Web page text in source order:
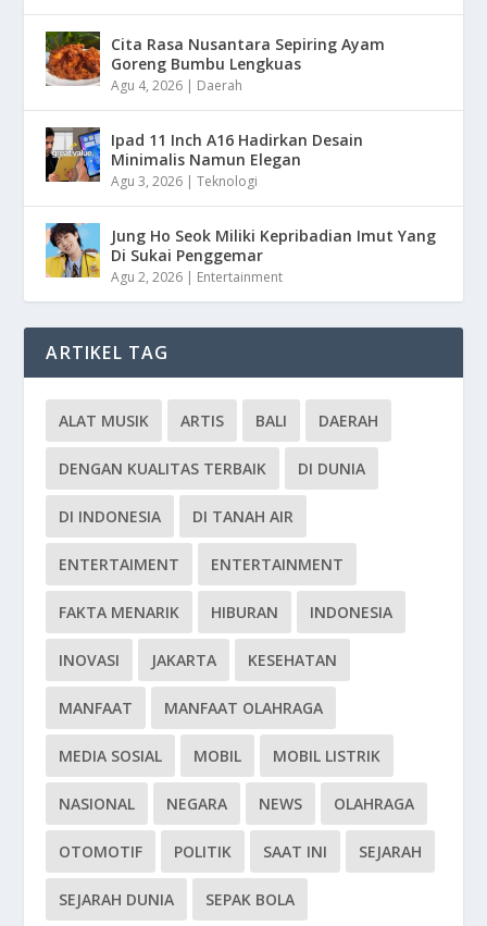
Cita Rasa Nusantara Sepiring Ayam
Goreng Bumbu Lengkuas
Agu 4, 2026 | Daerah
Ipad 11 Inch A16 Hadirkan Desain
Minimalis Namun Elegan
Agu 3, 2026 |Teknologi
Jung Ho Seok Miliki Kepribadian Imut Yang
Di Sukai Penggemar
Agu 2, 2026 | Entertainment
ARTIKEL TAG
ALAT MUSIK ARTIS BALI DAERAH
DENGAN KUALITAS TERBAIK DI DUNIA
DI INDONESIA DI TANAH AIR
ENTERTAIMENT ENTERTAINMENT
FAKTA MENARIK HIBURAN INDONESIA
INOVASI JAKARTA KESEHATAN
MANFAAT MANFAAT OLAHRAGA
MEDIA SOSIAL MOBIL MOBIL LISTRIK
NASIONAL NEGARA NEWS OLAHRAGA
OTOMOTIF POLITIK SAAT INI SEJARAH
SEJARAH DUNIA SEPAK BOLA